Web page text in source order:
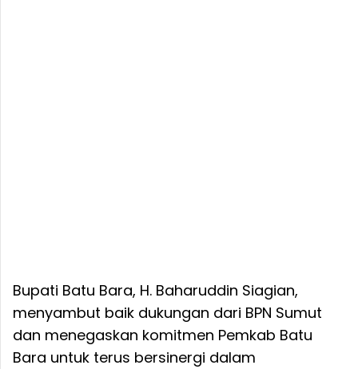
Bupati Batu Bara, H. Baharuddin Siagian,
menyambut baik dukungan dari BPN Sumut
dan menegaskan komitmen Pemkab Batu
Bara untuk terus bersinergi dalam